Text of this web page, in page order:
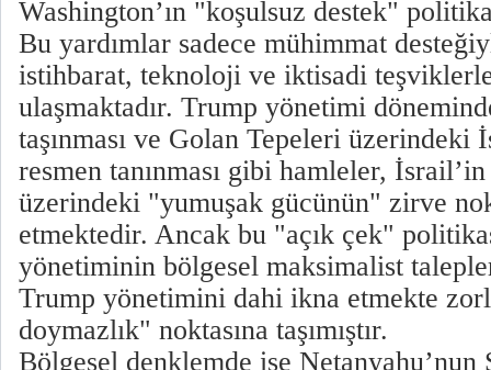
Washington’ın "koşulsuz destek"
Bu yardımlar sadece mühimmat
istihbarat, teknoloji ve iktisadi
ulaşmaktadır. Trump yönetimi
taşınması ve Golan Tepeleri
resmen tanınması gibi hamleler,
üzerindeki "yumuşak gücünün" zirve
etmektedir. Ancak bu "açık çek"
yönetiminin bölgesel maksimalist
Trump yönetimini dahi ikna etmekte
doymazlık" noktasına taşımıştır.
​Bölgesel denklemde ise Netanyahu’nun